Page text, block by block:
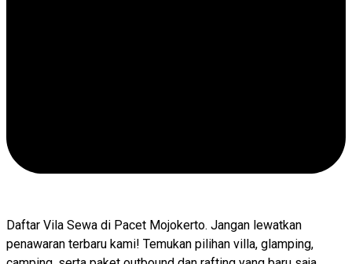
Daftar Vila Sewa di Pacet Mojokerto. Jangan lewatkan
penawaran terbaru kami! Temukan pilihan villa, glamping,